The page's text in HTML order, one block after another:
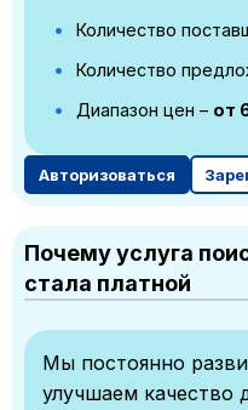
Количество
Количество
Диапазон цен – от
Авторизоваться
Почему услуга
стала платной
Мы постоянно
улучшаем качество